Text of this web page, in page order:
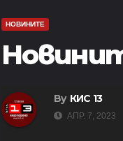
НОВИНИТЕ
By КИС 13
АПР. 7, 2023